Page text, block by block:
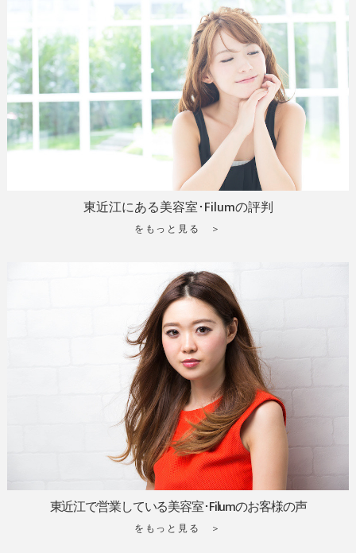
東近江にある美容室･Filumの評判
をもっと見る ＞
東近江で営業している美容室･Filumのお客様の声
をもっと見る ＞